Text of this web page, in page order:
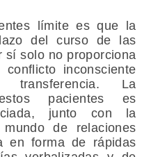
límite es que la
del curso de las
sí solo no proporciona
inconsciente
La
pacientes es
junto con la
de relaciones
en forma de rápidas